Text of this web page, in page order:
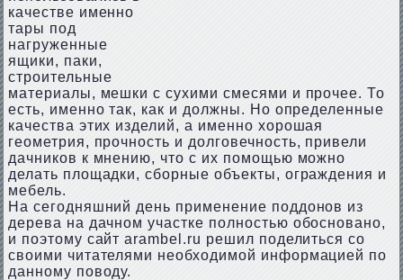
качестве именно
тары под
нагруженные
ящики, паки,
строительные
материалы, мешки с сухими смесями и прочее. То
есть, именно так, как и должны. Но определенные
качества этих изделий, а именно хорошая
геометрия, прочность и долговечность, привели
дачников к мнению, что с их помощью можно
делать площадки, сборные объекты, ограждения и
мебель.
На сегодняшний день применение поддонов из
дерева на дачном участке полностью обосновано,
и поэтому сайт arambel.ru решил поделиться со
своими читателями необходимой информацией по
данному поводу.